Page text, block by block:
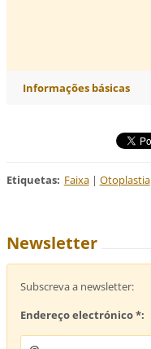
Informações básicas
Etiquetas: Faixa | Otoplastia
Newsletter
Subscreva a newsletter:
Endereço electrónico *: